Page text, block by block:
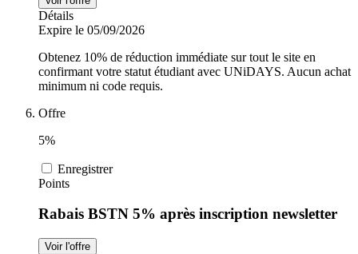
Détails
Expire le 05/09/2026
Obtenez 10% de réduction immédiate sur tout le site en
confirmant votre statut étudiant avec UNiDAYS. Aucun achat
minimum ni code requis.
Offre
5%
Enregistrer
Points
Rabais BSTN 5% après inscription newsletter
Voir l'offre